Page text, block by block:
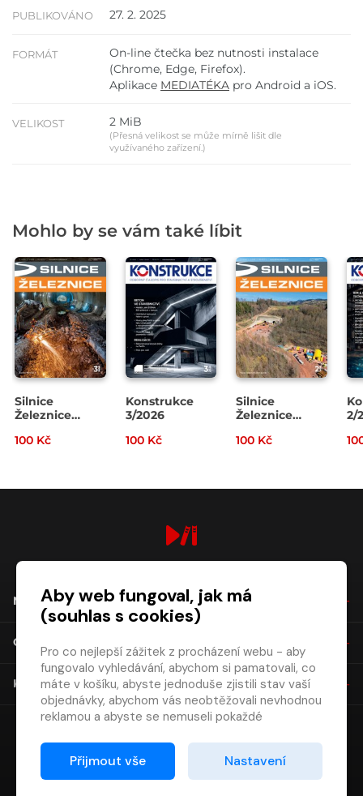
PUBLIKOVÁNO 27. 2. 2025
FORMÁT
On-line čtečka bez nutnosti instalace
(Chrome, Edge, Firefox).
Aplikace MEDIATÉKA pro Android a iOS.
VELIKOST 2 MiB
(Přesná velikost se může mírně lišit dle
využívaného zařízení.)
Mohlo by se vám také líbit
Silnice
Železnice
100 Kč
Konstrukce
3/2026
100 Kč
Silnice
Železnice
100 Kč
2/
NÁKUP
O SPOLEČNOSTI
KONTAKT
Aby web fungoval, jak má
(souhlas s cookies)
Pro co nejlepší zážitek z procházení webu - aby
fungovalo vyhledávání, abychom si pamatovali, co
máte v košíku, abyste jednoduše zjistili stav vaší
objednávky, abychom vás neobtěžovali nevhodnou
reklamou a abyste se nemuseli pokaždé
Proto od vás potřebujeme souhlas se
zpracováním souborů cookies
Přijmout vše Nastavení